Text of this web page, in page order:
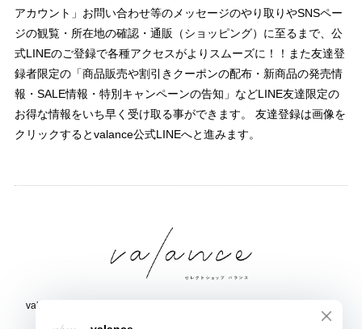
アカウント」お問い合わせ等のメッセージのやり取りやSNSペー
ジの観覧・所在地の確認・通販（ショッピング）に至るまで、公
式LINEのご登録で各種アクセスがよりスムーズに！！また友達登
録者限定の「商品販売や割引きクーポンの配布・新商品の発売情
報・SALE情報・特別キャンペーンの告知」などLINE友達限定の
お得な情報をいち早く受け取る事ができます。 友達登録は画像を
クリックするとvalance公式LINEへと進みます。
valance 福井｜レディース セレクトショップ｜ファッション通販サイト